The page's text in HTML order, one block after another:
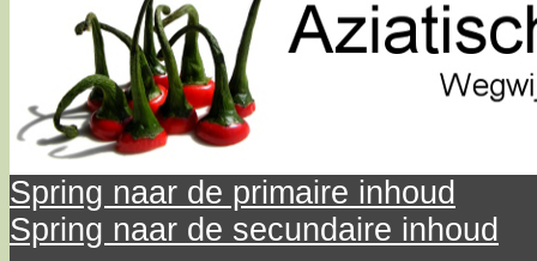
Spring naar de primaire inhoud
Spring naar de secundaire inhoud